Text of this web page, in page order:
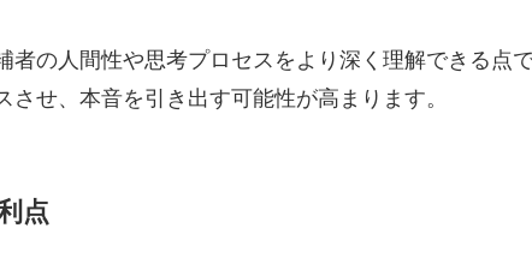
の人間性や思考プロセスをより深く理解できる点
せ、本音を引き出す可能性が高まります。
点